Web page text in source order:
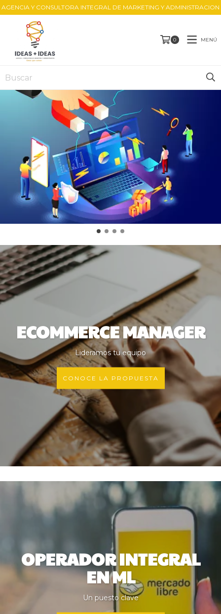
AGENCIA Y CONSULTORA INTEGRAL DE MARKETING Y ADMINISTRACION
0 MENÚ
ECOMMERCE MANAGER
Lideramos tu equipo
CONOCE LA PROPUESTA
OPERADOR INTEGRAL
EN ML
Un puesto clave